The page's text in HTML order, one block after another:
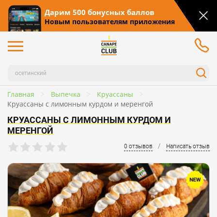
Дарим 500 бонусных баллов
Новым пользователям приложения
Главная Выпечка
Круассаны
Круассаны с лимонным курдом и меренгой
КРУАССАНЫ С ЛИМОННЫМ КУРДОМ И
МЕРЕНГОЙ
0 отзывов / Написать отзыв